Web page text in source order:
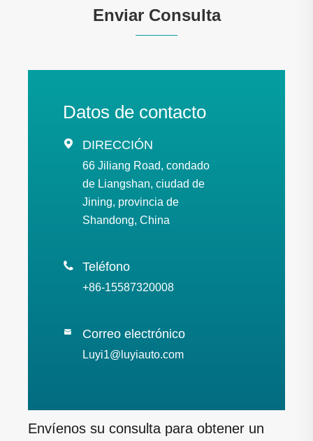
Enviar Consulta
Datos de contacto
 DIRECCIÓN
66 Jiliang Road, condado
de Liangshan, ciudad de
Jining, provincia de
Shandong, China
 Teléfono
+86-15587320008
 Correo electrónico
Luyi1@luyiauto.com
Envíenos su consulta para obtener un